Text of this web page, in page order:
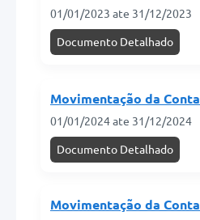
01/01/2023 ate 31/12/2023
Documento Detalhado
Movimentação da Conta
01/01/2024 ate 31/12/2024
Documento Detalhado
Movimentação da Conta